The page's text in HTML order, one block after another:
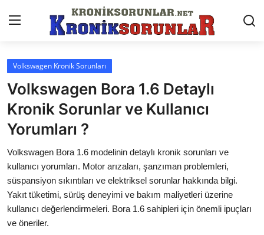
Anasayfa
Markalar
İletişim
Trafik & Cezalar
Sigorta & Kasko
Vergi & ÖTV & MTV
Volkswagen Kronik Sorunları
Volkswagen Bora 1.6 Detaylı
Kronik Sorunlar ve Kullanıcı
Yorumları ?
Volkswagen Bora 1.6 modelinin detaylı kronik sorunları ve
kullanıcı yorumları. Motor arızaları, şanzıman problemleri,
süspansiyon sıkıntıları ve elektriksel sorunlar hakkında bilgi.
Yakıt tüketimi, sürüş deneyimi ve bakım maliyetleri üzerine
kullanıcı değerlendirmeleri. Bora 1.6 sahipleri için önemli ipuçları
ve öneriler.